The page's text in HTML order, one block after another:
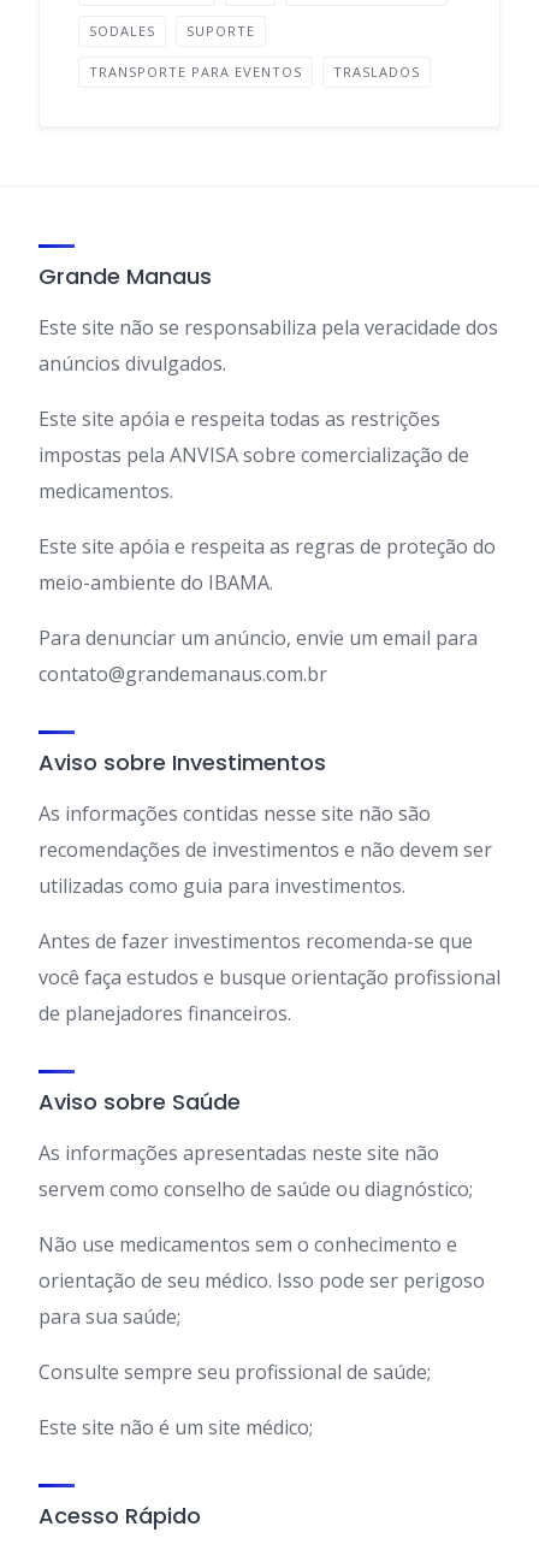
SODALES SUPORTE
TRANSPORTE PARA EVENTOS TRASLADOS
Grande Manaus
Este site não se responsabiliza pela veracidade dos
anúncios divulgados.
Este site apóia e respeita todas as restrições
impostas pela ANVISA sobre comercialização de
medicamentos.
Este site apóia e respeita as regras de proteção do
meio-ambiente do IBAMA.
Para denunciar um anúncio, envie um email para
contato@grandemanaus.com.br
Aviso sobre Investimentos
As informações contidas nesse site não são
recomendações de investimentos e não devem ser
utilizadas como guia para investimentos.
Antes de fazer investimentos recomenda-se que
você faça estudos e busque orientação profissional
de planejadores financeiros.
Aviso sobre Saúde
As informações apresentadas neste site não
servem como conselho de saúde ou diagnóstico;
Não use medicamentos sem o conhecimento e
orientação de seu médico. Isso pode ser perigoso
para sua saúde;
Consulte sempre seu profissional de saúde;
Este site não é um site médico;
Acesso Rápido